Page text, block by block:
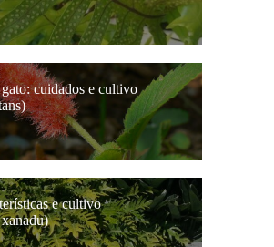
cuidados e cultivo
e cultivo